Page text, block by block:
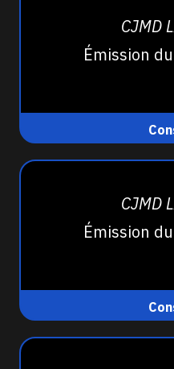
CJMD
Émission
CJMD
Émission